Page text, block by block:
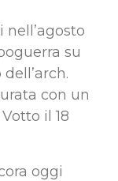
su
con un
il 18
oggi